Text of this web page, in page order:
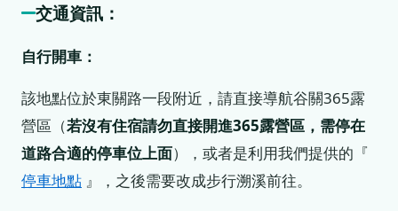
交通資訊：
自行開車：
該地點位於東關路一段附近，請直接導航谷關365露
營區（若沒有住宿請勿直接開進365露營區，需停在
道路合適的停車位上面），或者是利用我們提供的『
停車地點 』，之後需要改成步行溯溪前往。